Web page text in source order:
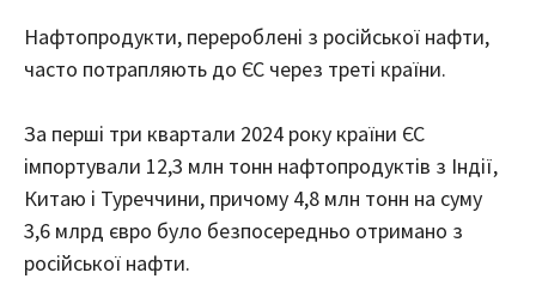
Нафтопродукти, перероблені з російської нафти,
часто потрапляють до ЄС через треті країни.
За перші три квартали 2024 року країни ЄС
імпортували 12,3 млн тонн нафтопродуктів з Індії,
Китаю і Туреччини, причому 4,8 млн тонн на суму
3,6 млрд євро було безпосередньо отримано з
російської нафти.